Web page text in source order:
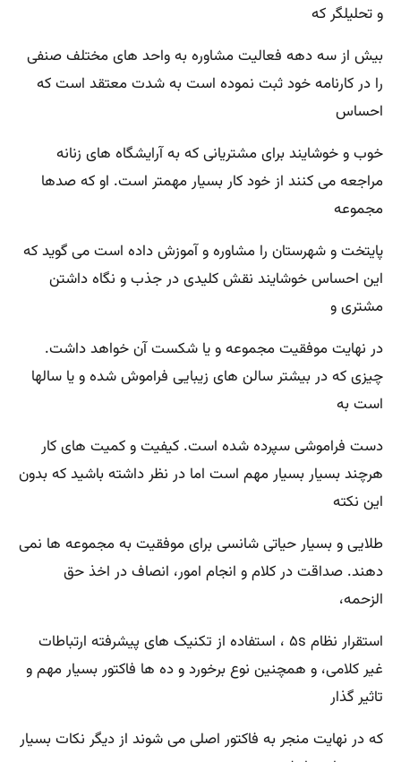
و تحلیلگر که
بیش از سه دهه فعالیت مشاوره به واحد های مختلف صنفی
را در کارنامه خود ثبت نموده است به شدت معتقد است که
احساس
خوب و خوشایند برای مشتریانی که به آرایشگاه های زنانه
مراجعه می کنند از خود کار بسیار مهمتر است. او که صدها
مجموعه
پایتخت و شهرستان را مشاوره و آموزش داده است می گوید که
این احساس خوشایند نقش کلیدی در جذب و نگاه داشتن
مشتری و
در نهایت موفقیت مجموعه و یا شکست آن خواهد داشت.
چیزی که در بیشتر سالن های زیبایی فراموش شده و یا سالها
است به
دست فراموشی سپرده شده است. کیفیت و کمیت های کار
هرچند بسیار بسیار مهم است اما در نظر داشته باشید که بدون
این نکته
طلایی و بسیار حیاتی شانسی برای موفقیت به مجموعه ها نمی
دهند. صداقت در کلام و انجام امور، انصاف در اخذ حق
الزحمه،
استقرار نظام ۵s ، استفاده از تکنیک های پیشرفته ارتباطات
غیر کلامی، و همچنین نوع برخورد و ده ها فاکتور بسیار مهم و
تاثیر گذار
که در نهایت منجر به فاکتور اصلی می شوند از دیگر نکات بسیار